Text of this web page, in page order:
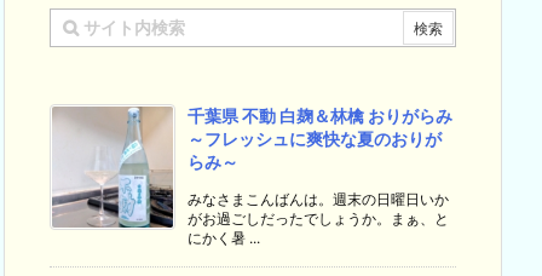
千葉県 不動 白麹＆林檎 おりがらみ
～フレッシュに爽快な夏のおりが
らみ～
みなさまこんばんは。週末の日曜日いか
がお過ごしだったでしょうか。まぁ、と
にかく暑 ...